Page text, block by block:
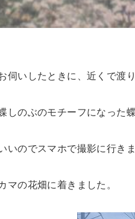
伺いしたときに、近くで渡
しのぶのモチーフになった
いのでスマホで撮影に行き
マの花畑に着きました。